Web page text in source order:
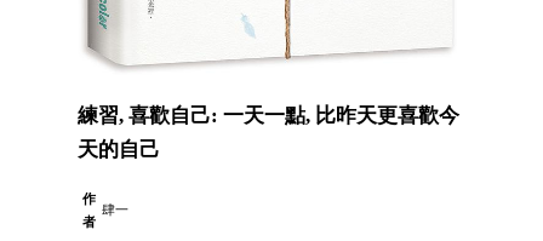
練習, 喜歡自己: 一天一點, 比昨天更喜歡今
天的自己
作
者
肆一